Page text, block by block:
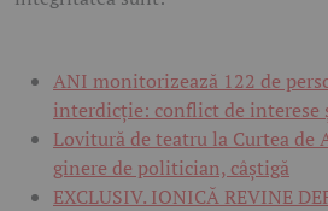
ANI monitorizează 122 de
interdicție: conflict de
Lovitură de teatru la Curtea
ginere de politician, câștigă
EXCLUSIV. IONICĂ REVINE